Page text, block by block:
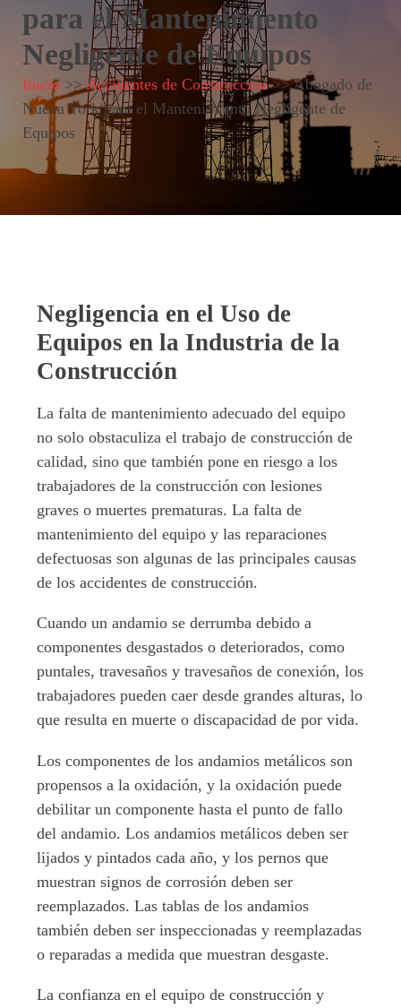
para el Mantenimiento
Negligente de Equipos
Inicio>>Accidentes de Construcción>>Abogado de
Nueva York para el Mantenimiento Negligente de
Equipos
Negligencia en el Uso de
Equipos en la Industria de la
Construcción
La falta de mantenimiento adecuado del equipo
no solo obstaculiza el trabajo de construcción de
calidad, sino que también pone en riesgo a los
trabajadores de la construcción con lesiones
graves o muertes prematuras. La falta de
mantenimiento del equipo y las reparaciones
defectuosas son algunas de las principales causas
de los accidentes de construcción.
Cuando un andamio se derrumba debido a
componentes desgastados o deteriorados, como
puntales, travesaños y travesaños de conexión, los
trabajadores pueden caer desde grandes alturas, lo
que resulta en muerte o discapacidad de por vida.
Los componentes de los andamios metálicos son
propensos a la oxidación, y la oxidación puede
debilitar un componente hasta el punto de fallo
del andamio. Los andamios metálicos deben ser
lijados y pintados cada año, y los pernos que
muestran signos de corrosión deben ser
reemplazados. Las tablas de los andamios
también deben ser inspeccionadas y reemplazadas
o reparadas a medida que muestran desgaste.
La confianza en el equipo de construcción y